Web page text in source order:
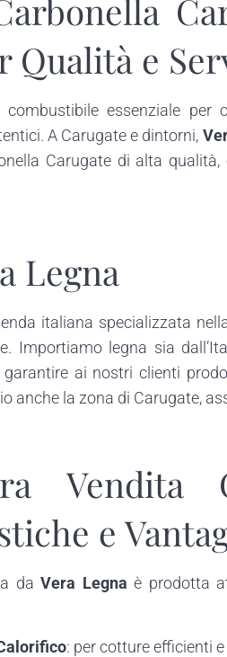
Qualità e
essenziale per
A Carugate e dintorni,
Carugate di alta
Legna
italiana specializzata
Importiamo legna sia
ai nostri clienti
anche la zona di Carugate,
Vendita
e
daVera Legna è prodotta
: per cotture efficienti